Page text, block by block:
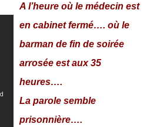
A l’heure où le médecin est
en cabinet fermé…. où le
barman de fin de soirée
arrosée est aux 35
heures….
La parole semble
prisonnière….